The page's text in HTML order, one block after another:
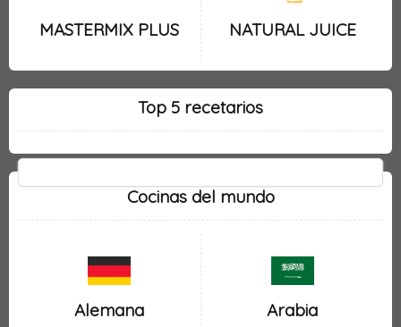
MASTERMIX PLUS NATURAL JUICE
Top 5 recetarios
Cocinas del mundo
Alemana Arabia